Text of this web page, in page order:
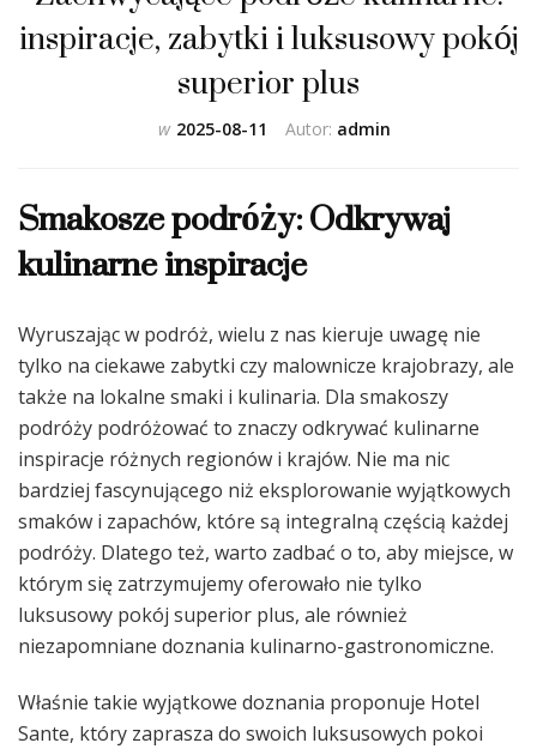
inspiracje, zabytki i luksusowy pokój
superior plus
Autor: admin
w 2025-08-11
Smakosze podróży: Odkrywaj
kulinarne inspiracje
Wyruszając w podróż, wielu z nas kieruje uwagę nie
tylko na ciekawe zabytki czy malownicze krajobrazy, ale
także na lokalne smaki i kulinaria. Dla smakoszy
podróży podróżować to znaczy odkrywać kulinarne
inspiracje różnych regionów i krajów. Nie ma nic
bardziej fascynującego niż eksplorowanie wyjątkowych
smaków i zapachów, które są integralną częścią każdej
podróży. Dlatego też, warto zadbać o to, aby miejsce, w
którym się zatrzymujemy oferowało nie tylko
luksusowy pokój superior plus, ale również
niezapomniane doznania kulinarno-gastronomiczne.
Właśnie takie wyjątkowe doznania proponuje Hotel
Sante, który zaprasza do swoich luksusowych pokoi